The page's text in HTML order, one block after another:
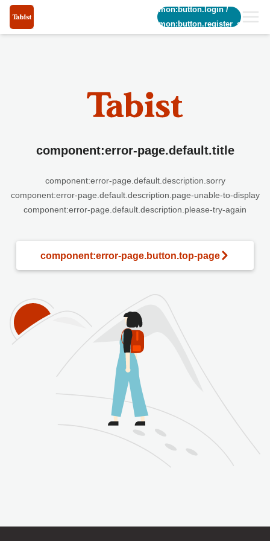
common:button.login/
common:button.register_short
component:error-page.default.title
component:error-page.default.description.sorry
component:error-page.default.description.page-unable-to-display
component:error-page.default.description.please-try-again
component:error-page.button.top-page